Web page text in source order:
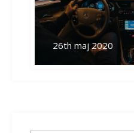
26th maj 2020